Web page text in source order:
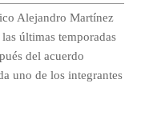
Alejandro Martínez
últimas temporadas
del acuerdo
uno de los integrantes